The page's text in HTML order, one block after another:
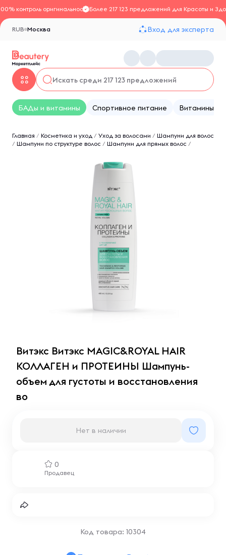
контроль оригинальностиБолее 217 123 предложений для Красоты и
Москва
RUB Вход для эксперта
БАДы и витамины Спортивное питание Витамины
Главная / Косметика и уход / Уход за волосами / Шампуни для волос
/ Шампуни по структуре волос / Шампуни для прямых волос /
Витэкс Витэкс MAGIC&ROYAL HAIR
КОЛЛАГЕН и ПРОТЕИНЫ Шампунь-
объем для густоты и восстановления
во
0
Продавец
Нет в наличии
Код товара: 10304